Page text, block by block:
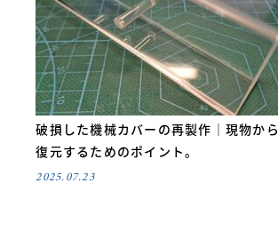
破損した機械カバーの再製作｜現物から
復元するためのポイント。
2025.07.23